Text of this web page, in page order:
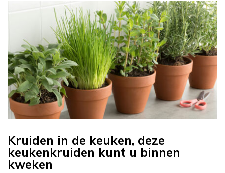
Kruiden in de keuken, deze
keukenkruiden kunt u binnen
kweken